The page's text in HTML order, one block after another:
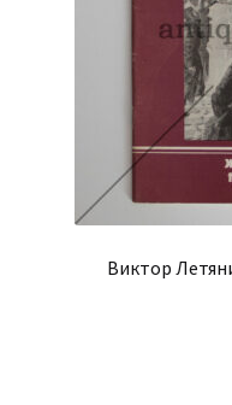
Виктор